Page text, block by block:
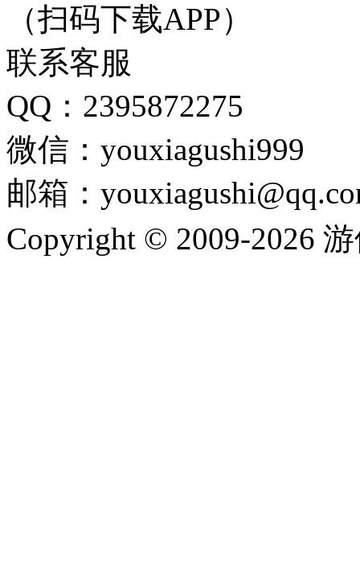
（扫码下载APP）
联系客服
QQ：2395872275
微信：youxiagushi999
邮箱：
Copyright © 2009-2026